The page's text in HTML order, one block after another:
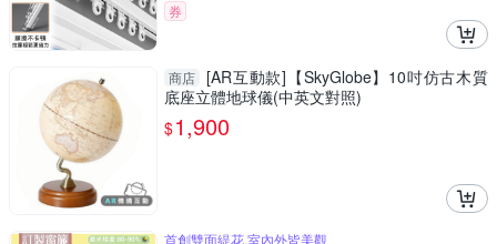
券
商店 [AR互動款]【SkyGlobe】10吋仿古木質
底座立體地球儀(中英文對照)
$1,900
首創雙面緹花,室內外皆美觀